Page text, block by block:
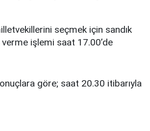
seçmek için sandık
işlemi saat 17.00’de
göre; saat 20.30 itibarıyla